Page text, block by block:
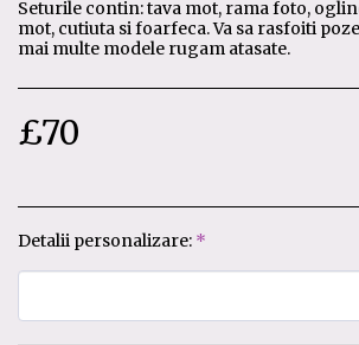
Seturile contin: tava mot, rama foto,
mot, cutiuta si foarfeca. Va sa rasfoiti
mai multe modele rugam atasate.
£70
Detalii personalizare: *